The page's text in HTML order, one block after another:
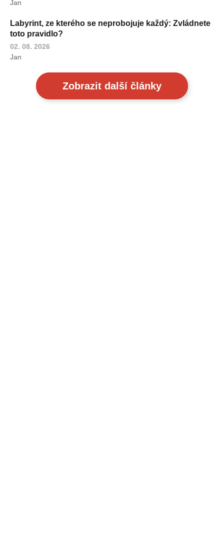
Jan
Labyrint, ze kterého se neprobojuje každý: Zvládnete
toto pravidlo?
02. 08. 2026
Jan
Zobrazit další články